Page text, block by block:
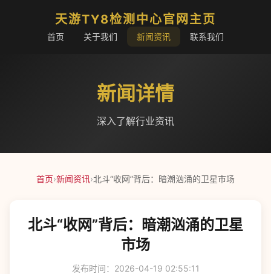
天游TY8检测中心官网主页
首页 关于我们 新闻资讯 联系我们
新闻详情
深入了解行业资讯
首页›新闻资讯›北斗“收网”背后：暗潮汹涌的卫星市场
北斗“收网”背后：暗潮汹涌的卫星
市场
发布时间：2026-04-19 02:55:11